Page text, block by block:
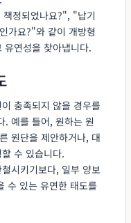
정되었나요?", "납기
가요?"와 같이 개방형
유연성을 찾아냅니다.
충족되지 않을 경우를
. 예를 들어, 원하는 원
원단을 제안하거나, 대
수 있습니다.
시키기보다, 일부 양보
수 있는 유연한 태도를